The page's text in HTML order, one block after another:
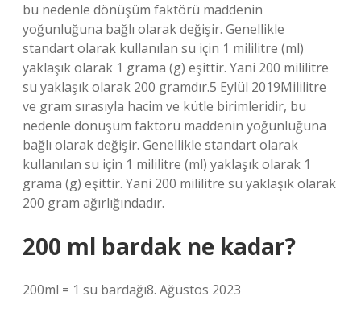
bu nedenle dönüşüm faktörü maddenin
yoğunluğuna bağlı olarak değişir. Genellikle
standart olarak kullanılan su için 1 mililitre (ml)
yaklaşık olarak 1 grama (g) eşittir. Yani 200 mililitre
su yaklaşık olarak 200 gramdır.5 Eylül 2019Mililitre
ve gram sırasıyla hacim ve kütle birimleridir, bu
nedenle dönüşüm faktörü maddenin yoğunluğuna
bağlı olarak değişir. Genellikle standart olarak
kullanılan su için 1 mililitre (ml) yaklaşık olarak 1
grama (g) eşittir. Yani 200 mililitre su yaklaşık olarak
200 gram ağırlığındadır.
200 ml bardak ne kadar?
200ml = 1 su bardağı8. Ağustos 2023